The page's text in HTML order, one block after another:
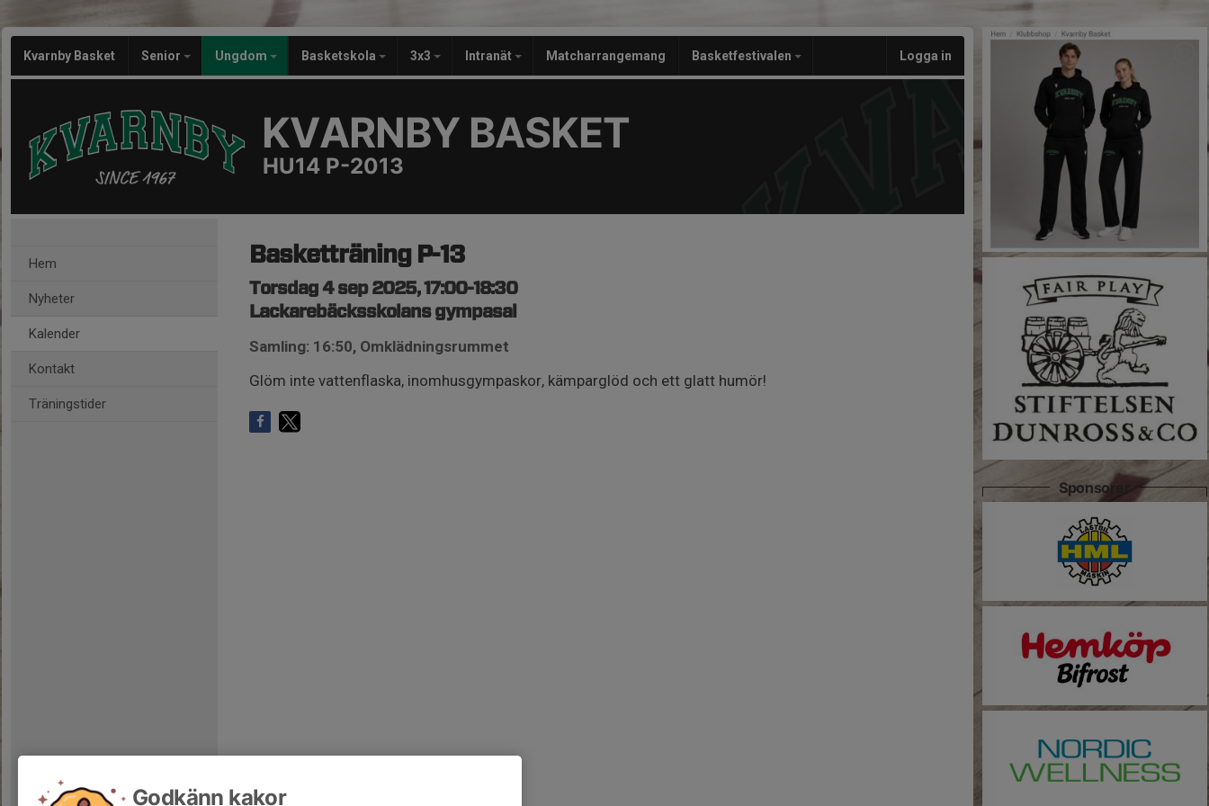
Kvarnby Basket Senior Ungdom Basketskola 3x3 Intranät Matcharrangemang Basketfestivalen Logga in
KVARNBY BASKET
HU14 P-2013
Hem
Nyheter
Kalender
Kontakt
Träningstider
Basketträning P-13
Torsdag 4 sep 2025, 17:00-18:30
Lackarebäcksskolans gympasal
Samling: 16:50, Omklädningsrummet
Glöm inte vattenflaska, inomhusgympaskor, kämparglöd och ett glatt humör!
Sponsorer
Godkänn kakor